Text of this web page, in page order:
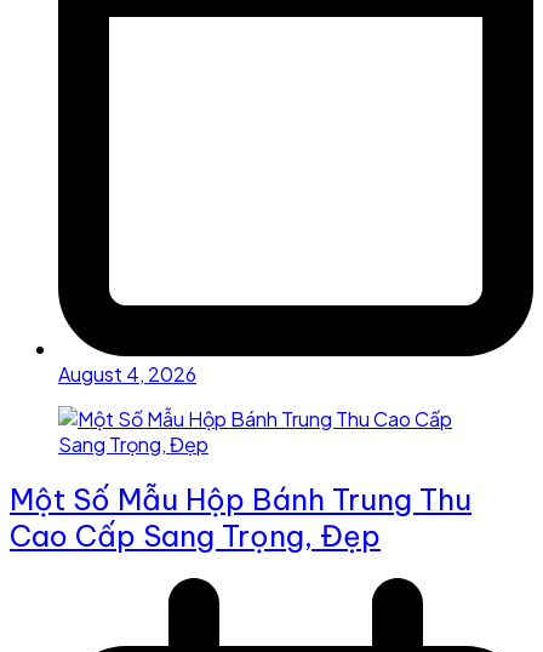
August 4, 2026
Một Số Mẫu Hộp Bánh Trung Thu
Cao Cấp Sang Trọng, Đẹp